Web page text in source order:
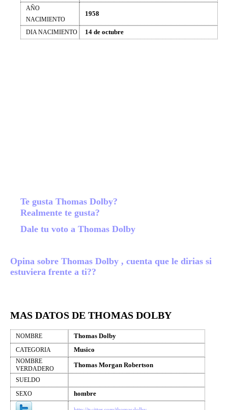
AÑO
NACIMIENTO
1958
DIA NACIMIENTO 14 de octubre
Te gusta Thomas Dolby?
Realmente te gusta?
Dale tu voto a Thomas Dolby
Opina sobre Thomas Dolby , cuenta que le dirias si
estuviera frente a ti??
MAS DATOS DE THOMAS DOLBY
NOMBRE Thomas Dolby
CATEGORIA Musico
NOMBRE
VERDADERO
Thomas Morgan Robertson
SUELDO
SEXO
hombre